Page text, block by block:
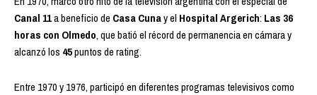
Canal 11a beneficio de Casa Cunay el Hospital Argerich: Las 36
horas con Olmedo, que batió el récord de permanencia en cámara y
alcanzó los 45puntos de rating.
Entre 1970 y 1976, participó en diferentes programas televisivos como